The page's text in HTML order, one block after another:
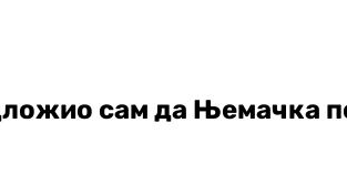
сам да Њемачка